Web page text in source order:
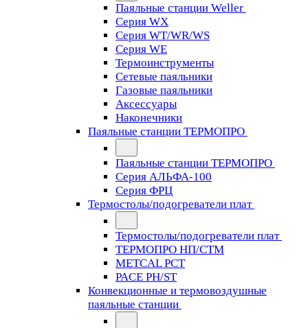
Паяльные станции Weller
Серия WX
Серия WT/WR/WS
Серия WE
Термоинструменты
Сетевые паяльники
Газовые паяльники
Аксессуары
Наконечники
Паяльные станции ТЕРМОПРО
Паяльные станции ТЕРМОПРО
Серия АЛЬФА-100
Серия ФРЦ
Термостолы/подогреватели плат
Термостолы/подогреватели плат
ТЕРМОПРО НП/СТМ
METCAL PCT
PACE PH/ST
Конвекционные и термовоздушные
паяльные станции